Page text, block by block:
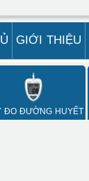
GIỚI THIỆU
ĐO ĐƯỜNG HUYẾT